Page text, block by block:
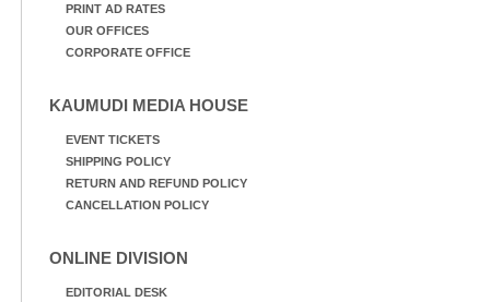
PRINT AD RATES
OUR OFFICES
CORPORATE OFFICE
KAUMUDI MEDIA HOUSE
EVENT TICKETS
SHIPPING POLICY
RETURN AND REFUND POLICY
CANCELLATION POLICY
ONLINE DIVISION
EDITORIAL DESK